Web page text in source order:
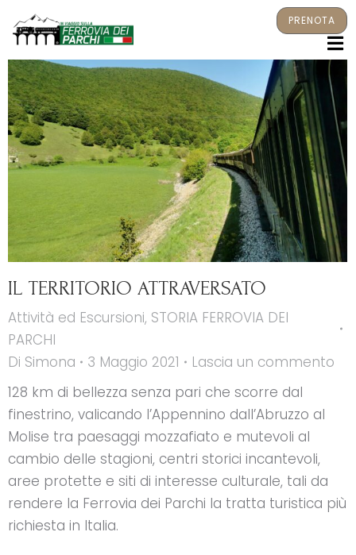
PRENOTA
IL TERRITORIO ATTRAVERSATO
Attività ed Escursioni, STORIA FERROVIA DEI
PARCHI
Di Simona 3 Maggio 2021
Lascia un commento
128 km di bellezza senza pari che scorre dal
finestrino, valicando l’Appennino dall’Abruzzo al
Molise tra paesaggi mozzafiato e mutevoli al
cambio delle stagioni, centri storici incantevoli,
aree protette e siti di interesse culturale, tali da
rendere la Ferrovia dei Parchi la tratta turistica più
richiesta in Italia.